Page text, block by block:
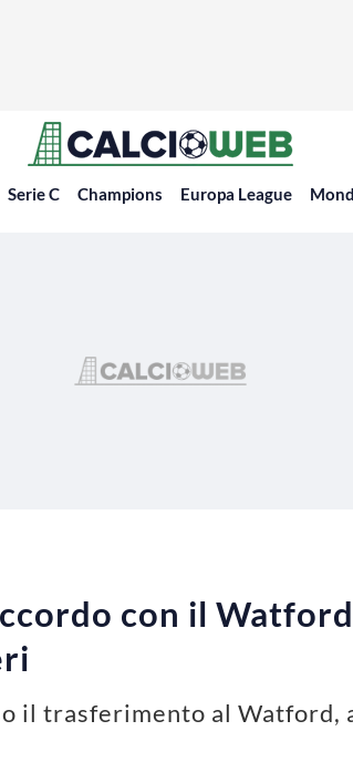
Serie C Champions Europa League
con il
il trasferimento al Watford,